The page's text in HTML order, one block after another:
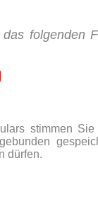
folgenden
stimmen Sie
dürfen.